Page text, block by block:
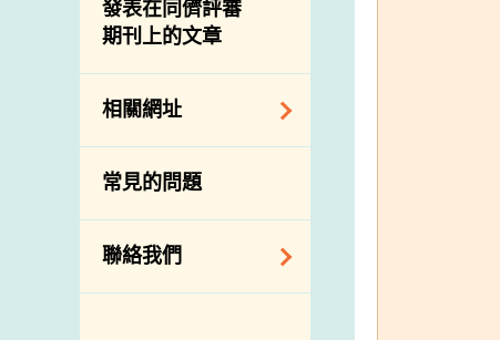
下載
公開比賽
發表在同儕評審
期刊上的文章
相關網址
相關政府部門／機
構
常見的問題
聯絡我們